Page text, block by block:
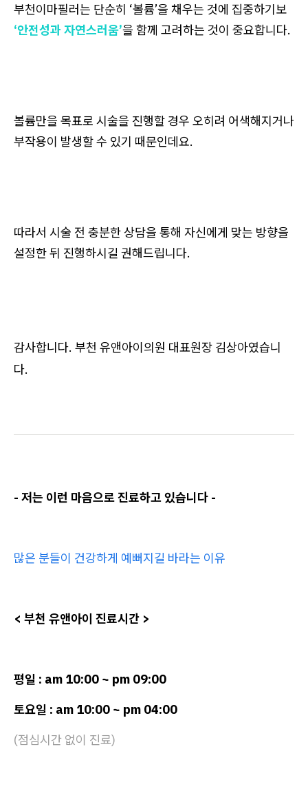
부천이마필러는 단순히 ‘볼륨’을 채우는 것에 집중하기보
‘안전성과 자연스러움’을 함께 고려하는 것이 중요합니다.
볼륨만을 목표로 시술을 진행할 경우 오히려 어색해지거나
부작용이 발생할 수 있기 때문인데요.
따라서 시술 전 충분한 상담을 통해 자신에게 맞는 방향을
설정한 뒤 진행하시길 권해드립니다.
감사합니다. 부천 유앤아이의원 대표원장 김상아였습니
다.
- 저는 이런 마음으로 진료하고 있습니다 -
많은 분들이 건강하게 예뻐지길 바라는 이유
< 부천 유앤아이 진료시간 >
평일 : am 10:00 ~ pm 09:00
토요일 : am 10:00 ~ pm 04:00
(점심시간 없이 진료)